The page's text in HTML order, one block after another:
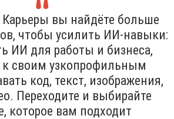
Карьеры вы найдёте больше
чтобы усилить ИИ-навыки:
ИИ для работы и бизнеса,
своим узкопрофильным
код, текст, изображения,
Переходите и выбирайте
которое вам подходит